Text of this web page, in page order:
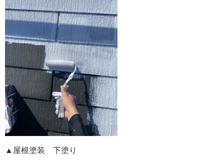
▲屋根塗装 下塗り